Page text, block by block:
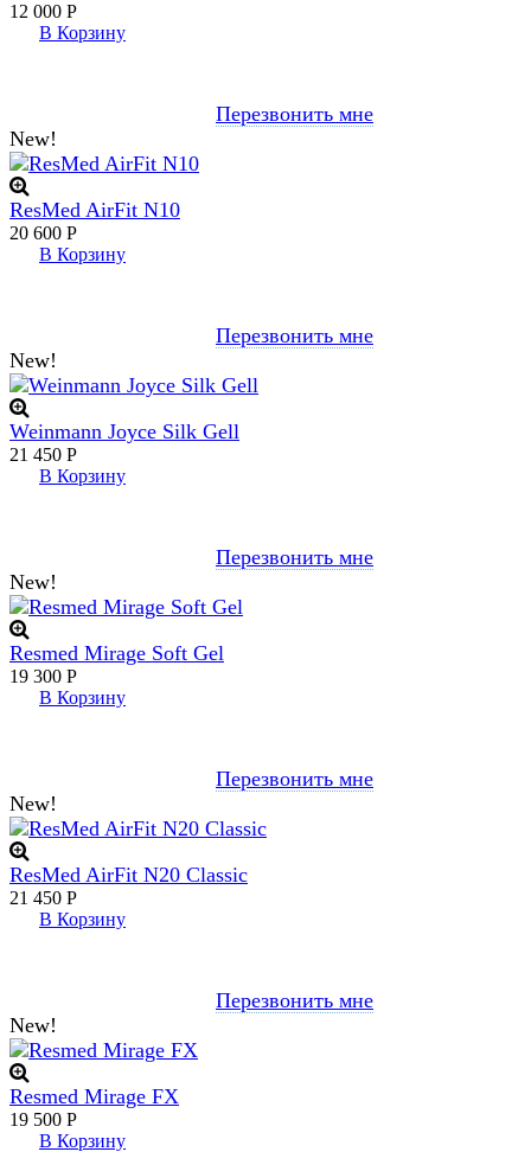
12 000 Р
В Корзину
Перезвонить мне
New!
ResMed AirFit N10
20 600 Р
В Корзину
Перезвонить мне
New!
Weinmann Joyce Silk Gell
21 450 Р
В Корзину
Перезвонить мне
New!
Resmed Mirage Soft Gel
19 300 Р
В Корзину
Перезвонить мне
New!
ResMed AirFit N20 Classic
21 450 Р
В Корзину
Перезвонить мне
New!
Resmed Mirage FX
19 500 Р
В Корзину